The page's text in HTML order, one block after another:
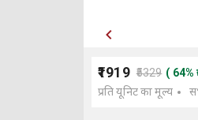
₹1919 ₹5329 ( 64%
प्रति यूनिट का मूल्य